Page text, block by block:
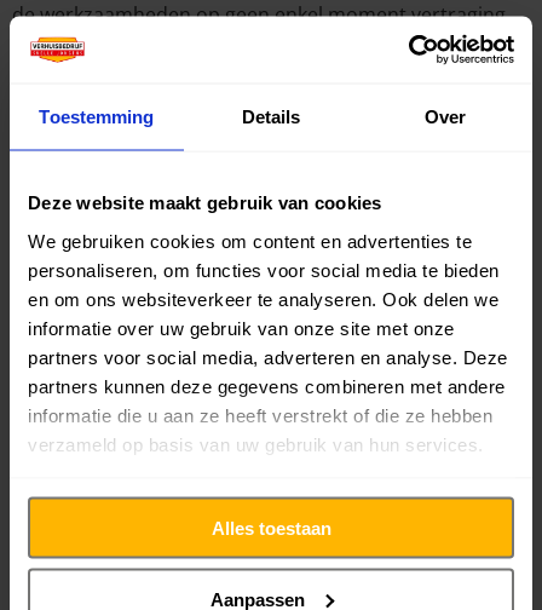
Toestemming Details Over
Deze website maakt gebruik van cookies
We gebruiken cookies om content en advertenties te
personaliseren, om functies voor social media te bieden
en om ons websiteverkeer te analyseren. Ook delen we
informatie over uw gebruik van onze site met onze
partners voor social media, adverteren en analyse. Deze
partners kunnen deze gegevens combineren met andere
informatie die u aan ze heeft verstrekt of die ze hebben
verzameld op basis van uw gebruik van hun services.
Alles toestaan
Aanpassen
de werkzaamheden op geen enkel moment vertraging
op.
Related Posts
De impact van de
woningmarkt op
verhuizen: is dit het juiste
moment om te
verhuizen?
Verhuizen rondom